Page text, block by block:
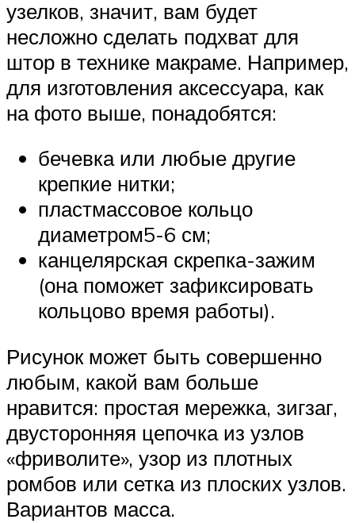
узелков, значит, вам будет
несложно сделать подхват для
штор в технике макраме. Например,
для изготовления аксессуара, как
на фото выше, понадобятся:
бечевка или любые другие
крепкие нитки;
пластмассовое кольцо
диаметром5-6 см;
канцелярская скрепка-зажим
(она поможет зафиксировать
кольцово время работы).
Рисунок может быть совершенно
любым, какой вам больше
нравится: простая мережка, зигзаг,
двусторонняя цепочка из узлов
«фриволите», узор из плотных
ромбов или сетка из плоских узлов.
Вариантов масса.